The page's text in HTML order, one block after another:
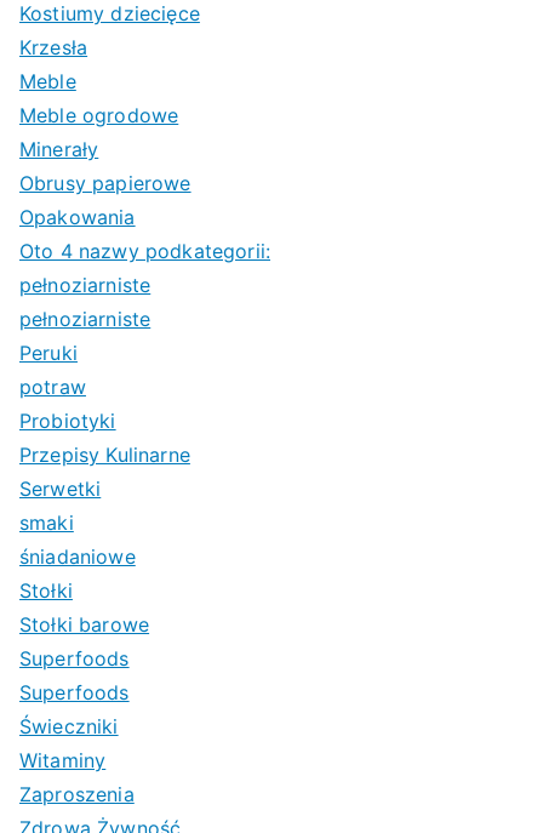
Kostiumy dziecięce
Krzesła
Meble
Meble ogrodowe
Minerały
Obrusy papierowe
Opakowania
Oto 4 nazwy podkategorii:
pełnoziarniste
pełnoziarniste
Peruki
potraw
Probiotyki
Przepisy Kulinarne
Serwetki
smaki
śniadaniowe
Stołki
Stołki barowe
Superfoods
Superfoods
Świeczniki
Witaminy
Zaproszenia